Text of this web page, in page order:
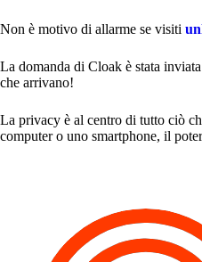
Non è motivo di allarme se visiti
La domanda di Cloak è stata
che arrivano!
La privacy è al centro di tutto ciò
computer o uno smartphone, il